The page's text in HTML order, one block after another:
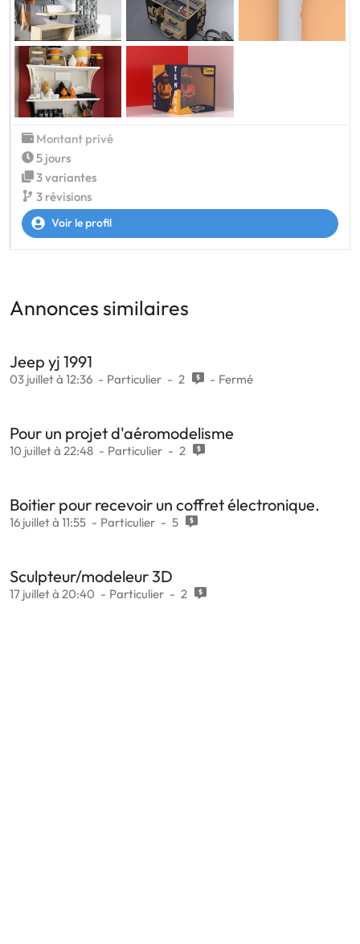
Montant privé
5 jours
3 variantes
3 révisions
Voir le profil
Annonces similaires
Jeep yj 1991
03 juillet à 12:36 Particulier 2 Fermé
Pour un projet d'aéromodelisme
10 juillet à 22:48 Particulier 2
Boitier pour recevoir un coffret électronique.
16 juillet à 11:55 Particulier 5
Sculpteur/modeleur 3D
17 juillet à 20:40 Particulier 2